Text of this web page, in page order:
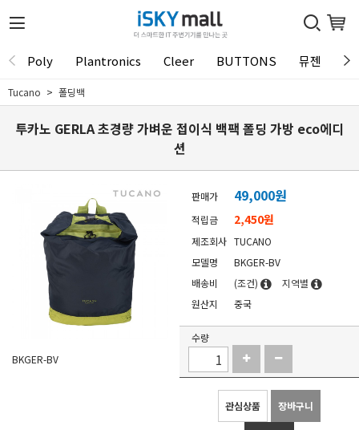
Poly Plantronics Cleer BUTTONS 뮤젠
Tucano 폴딩백
투카노 GERLA 초경량 가벼운 접이식 백팩 폴딩 가방 eco에디
션
BKGER-BV
판매가 49,000원
적립금 2,450원
제조회사 TUCANO
모델명
BKGER-BV
배송비
(조건)
지역별
원산지
중국
수량
관심상품 장바구니